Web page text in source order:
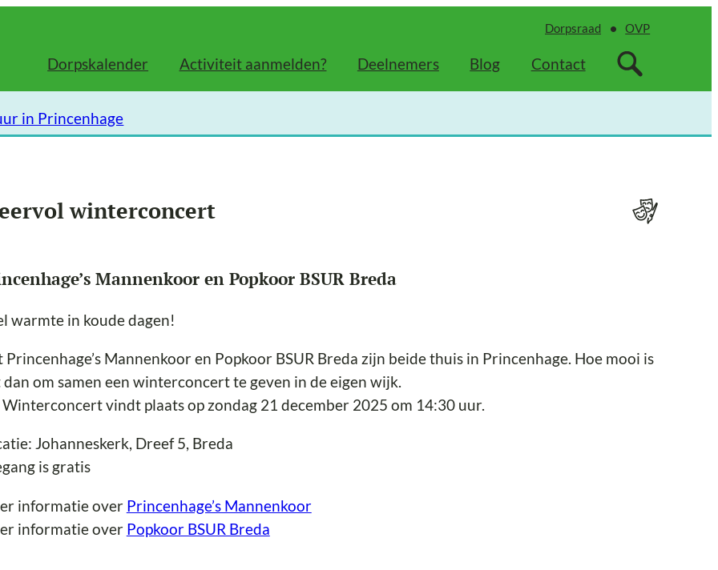
Dorpsraad OVP
Dorpskalender Activiteit aanmelden? Deelnemers Blog Contact
in Princenhage
winterconcert
Mannenkoor en Popkoor BSUR Breda
warmte in koude dagen!
Princenhage’s Mannenkoor en Popkoor BSUR Breda zijn beide thuis in Princenhage. Hoe mooi is
om samen een winterconcert te geven in de eigen wijk.
vindt plaats op zondag 21 december 2025 om 14:30 uur.
Johanneskerk, Dreef 5, Breda
is gratis
informatie over Princenhage’s Mannenkoor
informatie over Popkoor BSUR Breda